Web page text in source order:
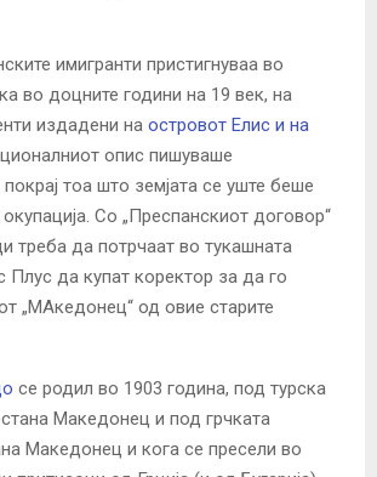
имигранти пристигнуваа во
во доцните години на 19 век, на
издадени на островот Елис и на
опис пишуваше
тоа што земјата се уште беше
Со „Преспанскиот договор“
треба да потрчаат во тукашната
Плус да купат коректор за да го
„МАкедонец“ од овие старите
се родил во 1903 година, под турска
Македонец и под грчката
Македонец и кога се пресели во